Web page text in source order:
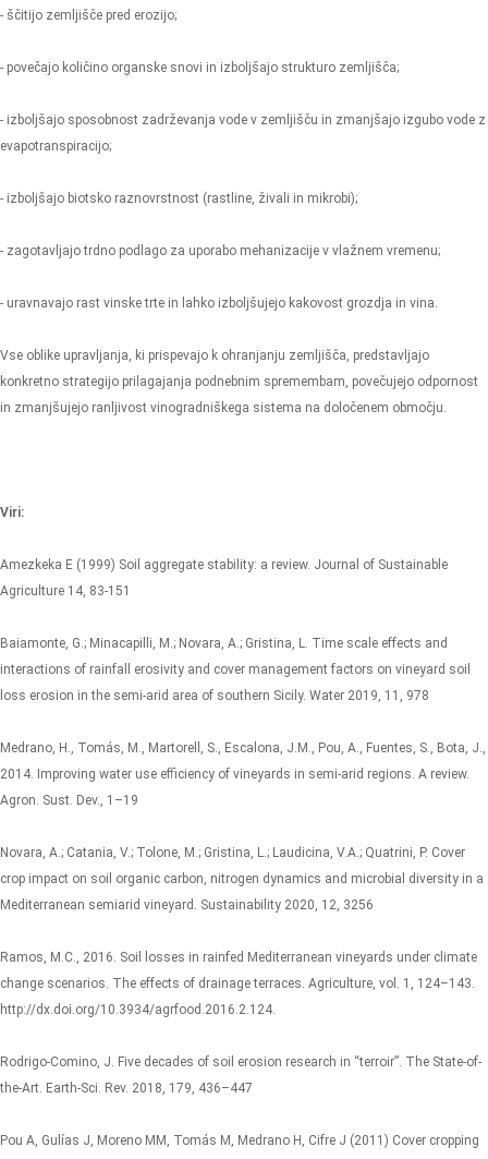
- ščitijo zemljišče pred erozijo;
- povečajo količino organske snovi in ​​izboljšajo strukturo zemljišča;
- izboljšajo sposobnost zadrževanja vode v zemljišču in zmanjšajo izgubo vode z
evapotranspiracijo;
- izboljšajo biotsko raznovrstnost (rastline, živali in mikrobi);
- zagotavljajo trdno podlago za uporabo mehanizacije v vlažnem vremenu;
- uravnavajo rast vinske trte in lahko izboljšujejo kakovost grozdja in vina.
Vse oblike upravljanja, ki prispevajo k ohranjanju zemljišča, predstavljajo
konkretno strategijo prilagajanja podnebnim spremembam, povečujejo odpornost
in zmanjšujejo ranljivost vinogradniškega sistema na določenem območju.
Viri:
Amezkeka E (1999) Soil aggregate stability: a review. Journal of Sustainable
Agriculture 14, 83-151
Baiamonte, G.; Minacapilli, M.; Novara, A.; Gristina, L. Time scale effects and
interactions of rainfall erosivity and cover management factors on vineyard soil
loss erosion in the semi-arid area of southern Sicily. Water 2019, 11, 978
Medrano, H., Tomás, M., Martorell, S., Escalona, J.M., Pou, A., Fuentes, S., Bota, J.,
2014. Improving water use efficiency of vineyards in semi-arid regions. A review.
Agron. Sust. Dev., 1–19
Novara, A.; Catania, V.; Tolone, M.; Gristina, L.; Laudicina, V.A.; Quatrini, P. Cover
crop impact on soil organic carbon, nitrogen dynamics and microbial diversity in a
Mediterranean semiarid vineyard. Sustainability 2020, 12, 3256
Ramos, M.C., 2016. Soil losses in rainfed Mediterranean vineyards under climate
change scenarios. The effects of drainage terraces. Agriculture, vol. 1, 124–143.
http://dx.doi.org/10.3934/agrfood.2016.2.124.
Rodrigo-Comino, J. Five decades of soil erosion research in “terroir”. The State-of-
the-Art. Earth-Sci. Rev. 2018, 179, 436–447
Pou A, Gulías J, Moreno MM, Tomás M, Medrano H, Cifre J (2011) Cover cropping